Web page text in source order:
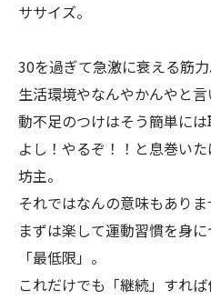
ササイズ。
30を過ぎて急激に衰える筋力
生活環境やなんやかんやと
動不足のつけはそう簡単には
よし！やるぞ！！と息巻い
坊主。
それではなんの意味もありま
まずは楽して運動習慣を身
「最低限」。
これだけでも「継続」すれば